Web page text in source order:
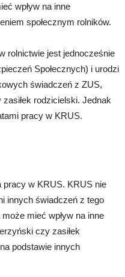
wpływ na inne
społecznym rolników.
rolnictwie jest jednocześnie
Społecznych) i urodzi
świadczeń z ZUS,
rodzicielski. Jednak
pracy w KRUS.
pracy w KRUS. KRUS nie
innych świadczeń z tego
mieć wpływ na inne
czy zasiłek
podstawie innych